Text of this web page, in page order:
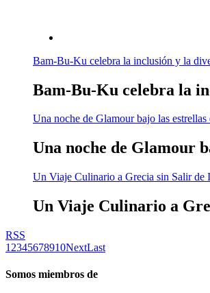
Bam-Bu-Ku celebra la inclusión y la
Bam-Bu-Ku celebra la
Una noche de Glamour bajo las
Una noche de Glamour
Un Viaje Culinario a Grecia sin Salir de
Un Viaje Culinario a
RSS
1 2345678910NextLast
Somos miembros de